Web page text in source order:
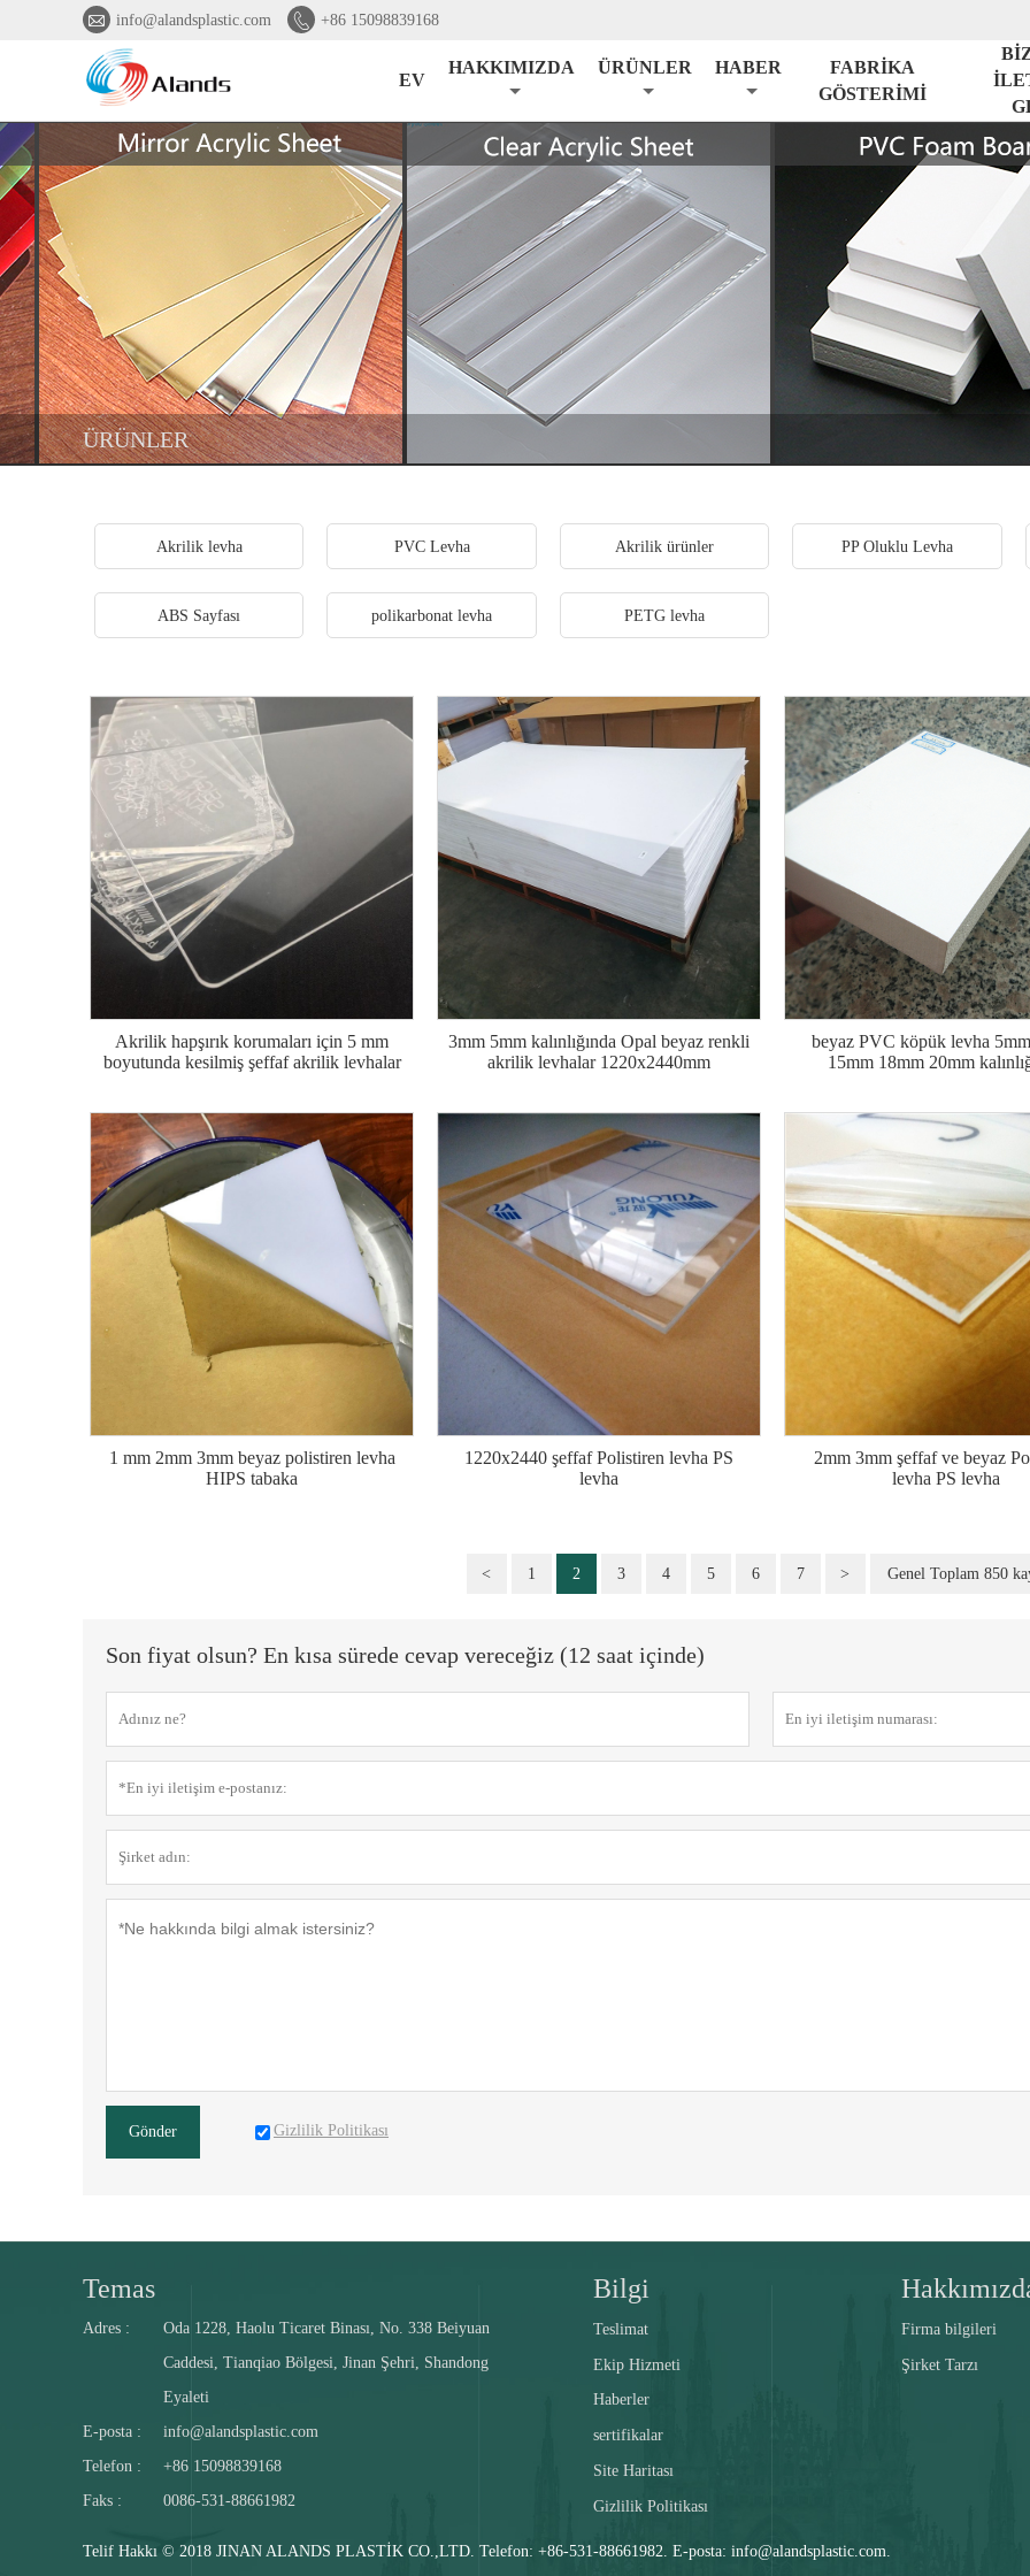
 info@alandsplastic.com  +86 15098839168
EV
HAKKIMIZDA ÜRÜNLER HABER
FABRİKA
GÖSTERİMİ
ÜRÜNLER
Akrilik levha PVC Levha Akrilik ürünler PP Oluklu Levha
ABS Sayfası polikarbonat levha PETG levha
Akrilik hapşırık korumaları için 5 mm
boyutunda kesilmiş şeffaf akrilik levhalar
3mm 5mm kalınlığında Opal beyaz renkli
akrilik levhalar 1220x2440mm
beyaz PVC köpük levha
15mm 18mm 20mm
1 mm 2mm 3mm beyaz polistiren levha
HIPS tabaka
1220x2440 şeffaf Polistiren levha PS
levha
2mm 3mm şeffaf ve beyaz
levha PS levha
< 1 2 3 4 5 6 7 > Genel Toplam 850
Son fiyat olsun? En kısa sürede cevap vereceğiz (12 saat içinde)
Gönder Gizlilik Politikası
Temas
Adres :
Oda 1228, Haolu Ticaret Binası, No. 338 Beiyuan
Caddesi, Tianqiao Bölgesi, Jinan Şehri, Shandong
Eyaleti
E-posta :
info@alandsplastic.com
Telefon :
+86 15098839168
Faks :
0086-531-88661982
Bilgi
Teslimat
Ekip Hizmeti
Haberler
sertifikalar
Site Haritası
Gizlilik Politikası
Firma bilgileri
Şirket Tarzı
Telif Hakkı © 2018 JINAN ALANDS PLASTİK CO.,LTD. Telefon: +86-531-88661982. E-posta: info@alandsplastic.com.